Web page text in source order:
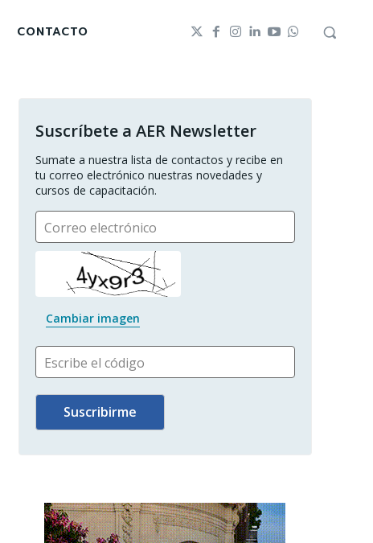
CONTACTO
Suscríbete a AER Newsletter
Sumate a nuestra lista de contactos y recibe en
tu correo electrónico nuestras novedades y
cursos de capacitación.
Correo electrónico
Cambiar imagen
Escribe el código